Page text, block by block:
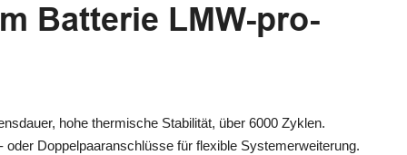
Batterie LMW-pro-
hohe thermische Stabilität, über 6000 Zyklen.
oder Doppelpaaranschlüsse für flexible Systemerweiterung.